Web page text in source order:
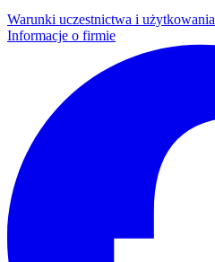
Warunki uczestnictwa i użytkowania
Informacje o firmie